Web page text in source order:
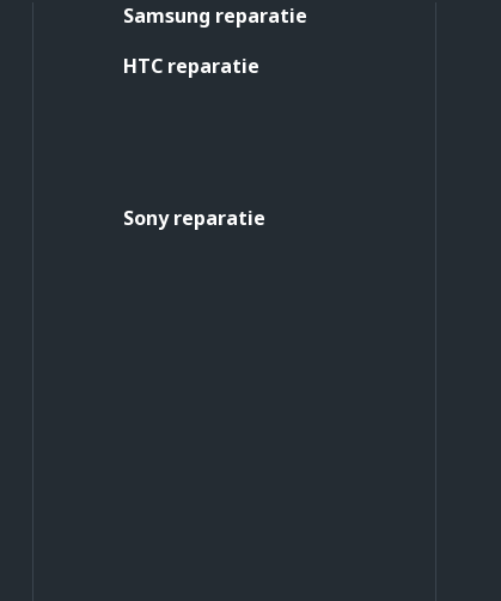
Samsung reparatie
HTC reparatie
Sony reparatie